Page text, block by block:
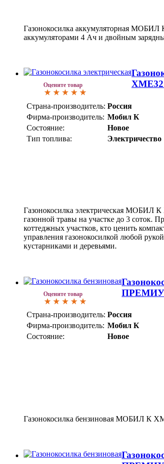
Газонокосилка аккумуляторная
аккумуляторами 4 Ач и двойным
Оцените товар
Страна-производитель: Россия
Фирма-производитель: Мобил К
Состояние:
Новое
Тип топлива:
Электричество
Газонокосилка электрическая МОБИЛ
газонной травы на участке до 3 соток.
коттеджных участков, кто ценить
управления газонокосилкой любой
кустарниками и деревьями.
Оцените товар
Страна-производитель: Россия
Фирма-производитель: Мобил К
Состояние:
Новое
Газонокосилка бензиновая МОБИЛ К